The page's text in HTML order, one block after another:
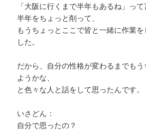
「大阪に行くまで半年もあるね」って
半年をちょっと削って、
もうちょっとここで皆と一緒に作業
した。
だから、自分の性格が変わるまでも
ようかな、
と色々な人と話をして思ったんです。
いさどん：
自分で思ったの？